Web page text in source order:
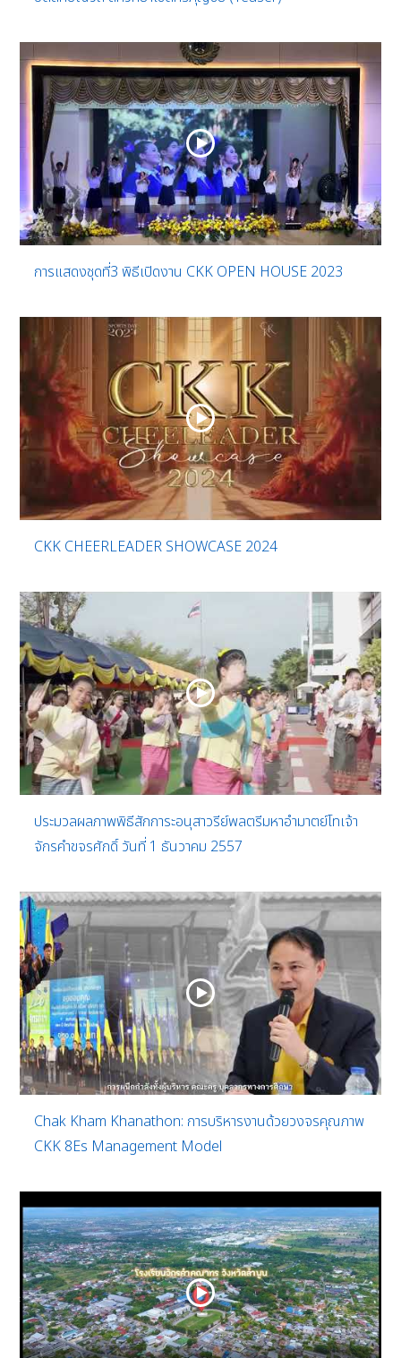
การแสดงชุดที่3 พิธีเปิดงาน CKK OPEN HOUSE 2023
CKK CHEERLEADER SHOWCASE 2024
ประมวลผลภาพพิธีสักการะอนุสาวรีย์พลตรีมหาอำมาตย์โทเจ้า
จักรคำขจรศักดิ์ วันที่ 1 ธันวาคม 2557
Chak Kham Khanathon: การบริหารงานด้วยวงจรคุณภาพ
CKK 8Es Management Model